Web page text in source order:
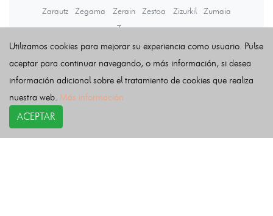
Zarautz
Zegama Zerain Zestoa Zizurkil
Zumaia
Zumarraga
Últimas noticias
Utilizamos cookies para mejorar su experiencia como usuario. Pulse
aceptar para continuar navegando, o más información, si desea
información adicional sobre el tratamiento de cookies que realiza
nuestra web. Más información
ACEPTAR